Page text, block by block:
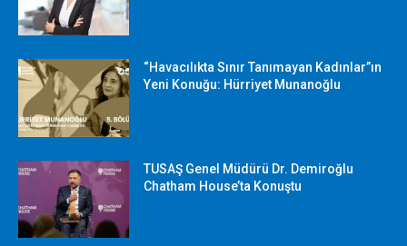
“Havacılıkta Sınır Tanımayan Kadınlar”ın
Yeni Konuğu: Hürriyet Munanoğlu
TUSAŞ Genel Müdürü Dr. Demiroğlu
Chatham House’ta Konuştu